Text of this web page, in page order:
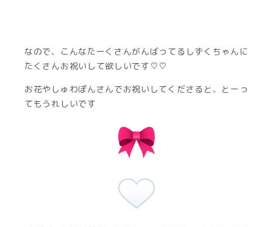
なので、こんなたーくさんがんばってるしずくちゃんに
たくさんお祝いして欲しいです♡♡
お花やしゅわぽんさんでお祝いしてくださると、とーっ
てもうれしいです